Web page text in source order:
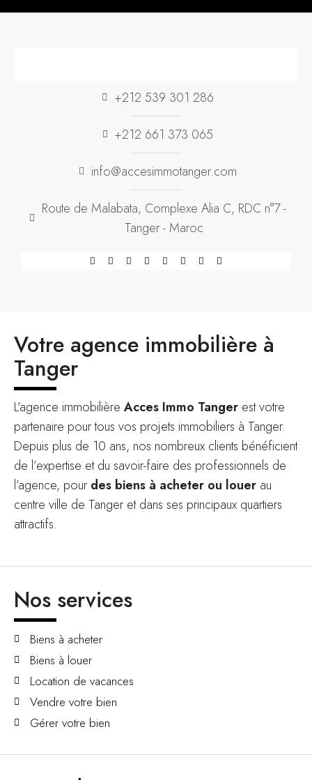
+212 539 301 286
+212 661 373 065
info@accesimmotanger.com
Route de Malabata, Complexe Alia C, RDC n°7 -
Tanger - Maroc
Votre agence immobilière à
Tanger
L’agence immobilière Acces Immo Tanger est votre
partenaire pour tous vos projets immobiliers à Tanger.
Depuis plus de 10 ans, nos nombreux clients bénéficient
de l’expertise et du savoir-faire des professionnels de
l’agence, pour des biens à acheter ou louer au
centre ville de Tanger et dans ses principaux quartiers
attractifs.
Nos services
Biens à acheter
Biens à louer
Location de vacances
Vendre votre bien
Gérer votre bien